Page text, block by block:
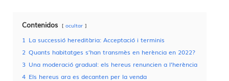
Contenidos ocultar
1 La successió hereditària: Acceptació i terminis
2 Quants habitatges s’han transmès en herència en 2022?
3 Una moderació gradual: els hereus renuncien a l’herència
4 Els hereus ara es decanten per la venda